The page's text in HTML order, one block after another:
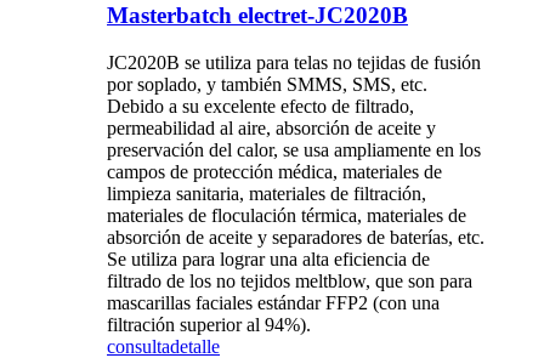
Masterbatch electret-JC2020B
JC2020B se utiliza para telas no tejidas de fusión
por soplado, y también SMMS, SMS, etc.
Debido a su excelente efecto de filtrado,
permeabilidad al aire, absorción de aceite y
preservación del calor, se usa ampliamente en los
campos de protección médica, materiales de
limpieza sanitaria, materiales de filtración,
materiales de floculación térmica, materiales de
absorción de aceite y separadores de baterías, etc.
Se utiliza para lograr una alta eficiencia de
filtrado de los no tejidos meltblow, que son para
mascarillas faciales estándar FFP2 (con una
filtración superior al 94%).
consultadetalle